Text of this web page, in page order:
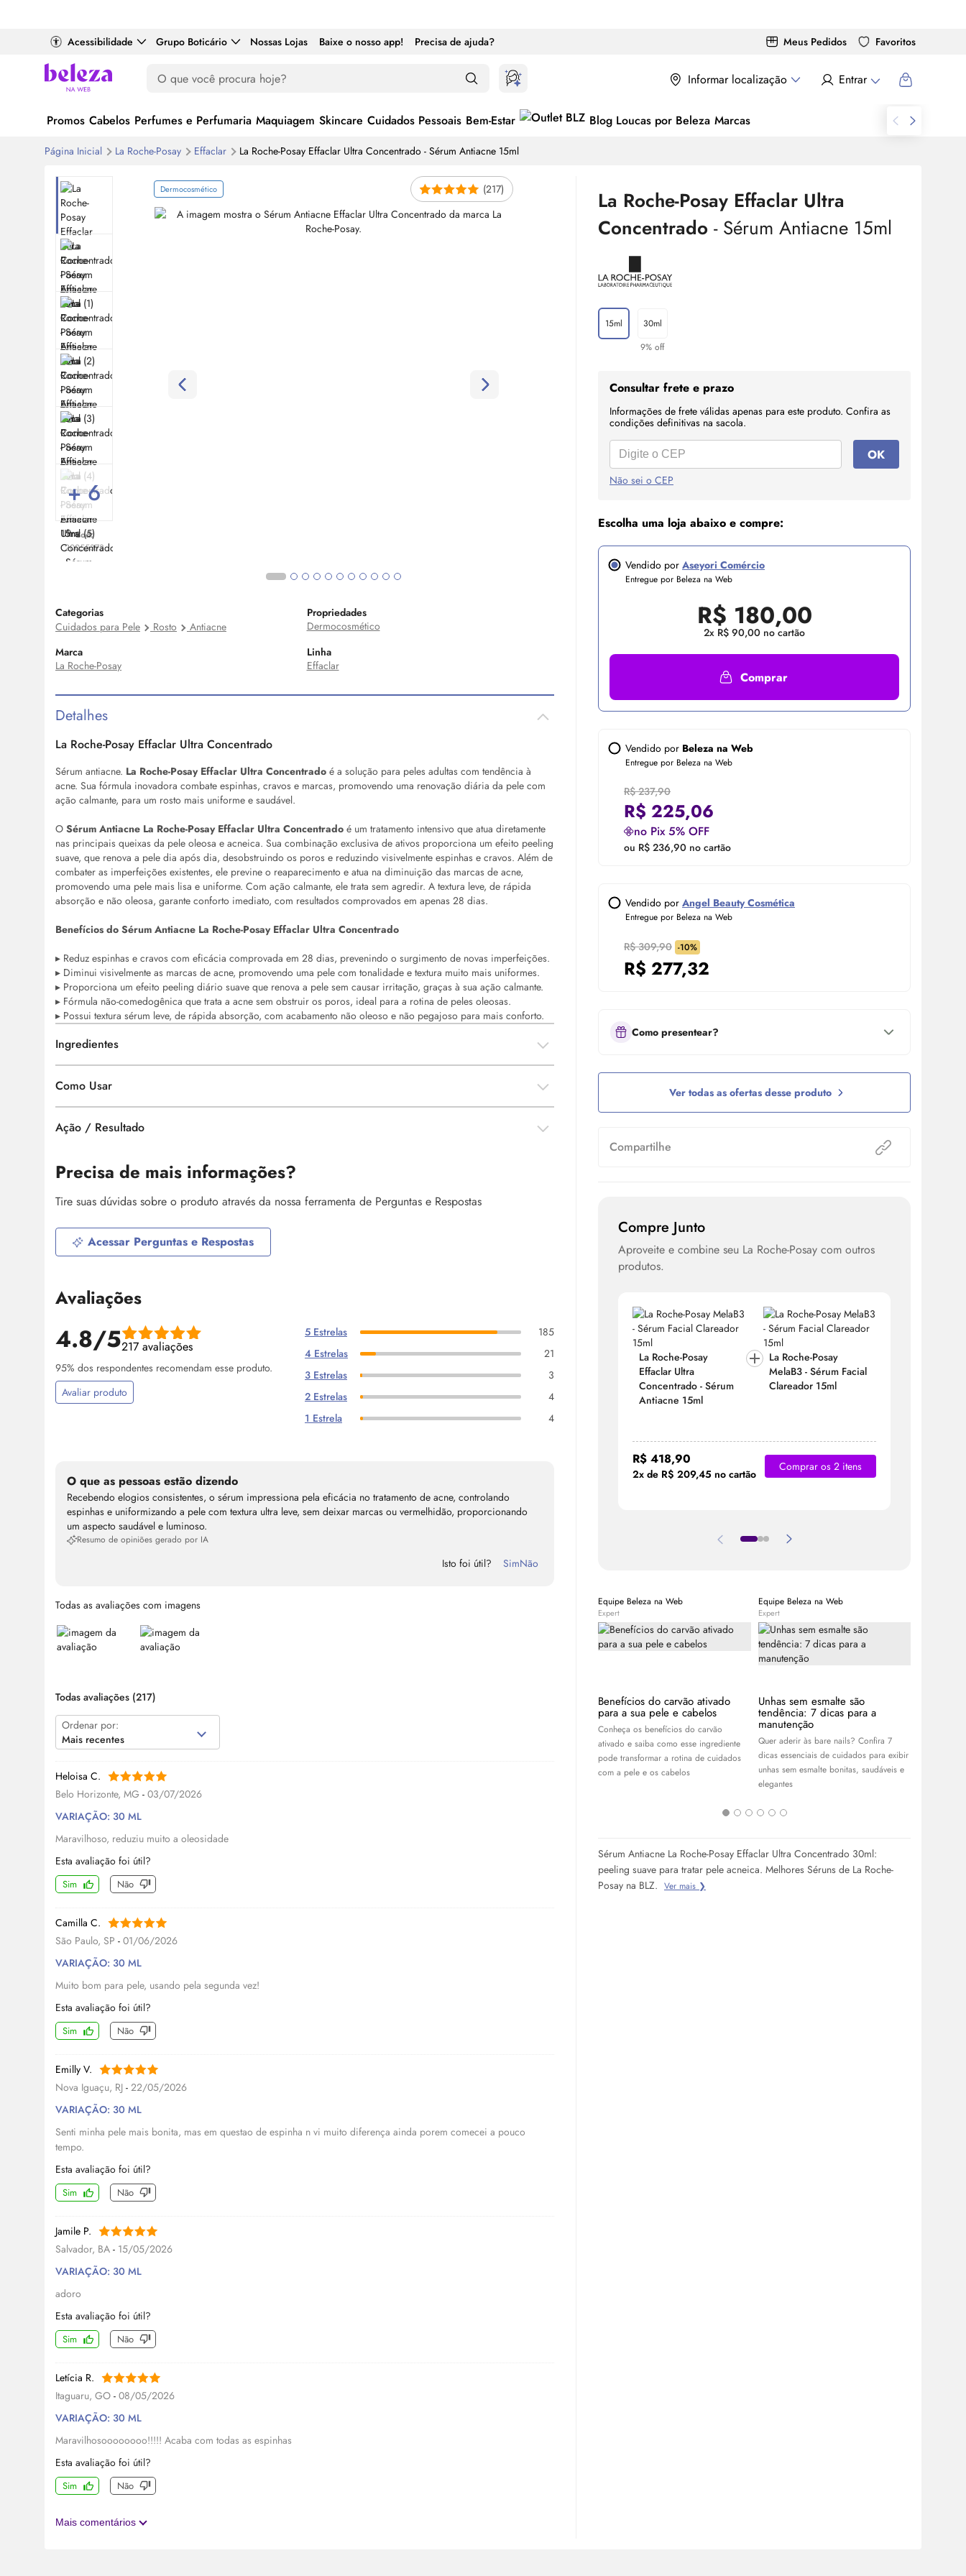
Acessibilidade Grupo Boticário Nossas Lojas Baixe o nosso app! Precisa de ajuda? Meus Pedidos Favoritos
Informar localização Entrar
Promos Cabelos Perfumes e Perfumaria Maquiagem Skincare Cuidados Pessoais Bem-Estar Blog Loucas por Beleza Marcas
Página Inicial La Roche-Posay Effaclar La Roche-Posay Effaclar Ultra Concentrado - Sérum Antiacne 15ml
La Roche-Posay Effaclar Ultra
Concentrado - Sérum Antiacne 15ml
15ml
30ml
9% off
Consultar frete e prazo
Informações de frete válidas apenas para este produto. Confira as
condições definitivas na sacola.
OK
Não sei o CEP
Escolha uma loja abaixo e compre:
Vendido por Aseyori Comércio
Entregue por Beleza na Web
R$ 180,00
2x R$ 90,00 no cartão
Comprar
Vendido por Beleza na Web
Entregue por Beleza na Web
R$ 237,90
R$ 225,06
no Pix 5% OFF
ou R$ 236,90 no cartão
Vendido por Angel Beauty Cosmética
Entregue por Beleza na Web
R$ 309,90 -10%
R$ 277,32
Como presentear?
Ver todas as ofertas desse produto
Compartilhe
Compre Junto
Aproveite e combine seu La Roche-Posay com outros
produtos.
La Roche-Posay
Effaclar Ultra
Concentrado - Sérum
Antiacne 15ml
La Roche-Posay
MelaB3 -Sérum Facial
Clareador 15ml
R$ 418,90
2x de R$ 209,45 no cartão
Comprar os 2 itens
Equipe Beleza na Web
Expert
Benefícios do carvão ativado
para a sua pele e cabelos
Conheça os benefícios do carvão
ativado e saiba como esse ingrediente
pode transformar a rotina de cuidados
com a pele e os cabelos
Equipe Beleza na Web
Expert
Unhas sem esmalte são
tendência: 7 dicas para a
manutenção
Quer aderir às bare nails? Confira 7
dicas essenciais de cuidados para exibir
unhas sem esmalte bonitas, saudáveis e
elegantes
Sérum Antiacne La Roche-Posay Effaclar Ultra Concentrado 30ml:
peeling suave para tratar pele acneica. Melhores Séruns de La Roche-
Posay na BLZ. Ver mais ❯
Dermocosmético (217)
+ 6
Cod:
20055373
Categorias
Cuidados para Pele
Rosto Antiacne
Propriedades
Dermocosmético
Marca
La Roche-Posay
Linha
Effaclar
Detalhes
La Roche-Posay Effaclar Ultra Concentrado
Sérum antiacne. La Roche-Posay Effaclar Ultra Concentrado é a solução para peles adultas com tendência à
acne. Sua fórmula inovadora combate espinhas, cravos e marcas, promovendo uma renovação diária da pele com
ação calmante, para um rosto mais uniforme e saudável.
O Sérum Antiacne La Roche-Posay Effaclar Ultra Concentrado é um tratamento intensivo que atua diretamente
nas principais queixas da pele oleosa e acneica. Sua combinação exclusiva de ativos proporciona um efeito peeling
suave, que renova a pele dia após dia, desobstruindo os poros e reduzindo visivelmente espinhas e cravos. Além de
combater as imperfeições existentes, ele previne o reaparecimento e atua na diminuição das marcas de acne,
promovendo uma pele mais lisa e uniforme. Com ação calmante, ele trata sem agredir. A textura leve, de rápida
absorção e não oleosa, garante conforto imediato, com resultados comprovados em apenas 28 dias.
Benefícios do Sérum Antiacne La Roche-Posay Effaclar Ultra Concentrado
▸ Reduz espinhas e cravos com eficácia comprovada em 28 dias, prevenindo o surgimento de novas imperfeições.
▸ Diminui visivelmente as marcas de acne, promovendo uma pele com tonalidade e textura muito mais uniformes.
▸ Proporciona um efeito peeling diário suave que renova a pele sem causar irritação, graças à sua ação calmante.
▸ Fórmula não-comedogênica que trata a acne sem obstruir os poros, ideal para a rotina de peles oleosas.
▸ Possui textura sérum leve, de rápida absorção, com acabamento não oleoso e não pegajoso para mais conforto.
Ingredientes
Como Usar
Ação / Resultado
Precisa de mais informações?
Tire suas dúvidas sobre o produto através da nossa ferramenta de Perguntas e Respostas
Acessar Perguntas e Respostas
Avaliações
4.8/5217 avaliações
95% dos respondentes recomendam esse produto.
Avaliar produto
5 Estrelas
185
4 Estrelas
21
3 Estrelas
3
2 Estrelas
4
1 Estrela
4
O que as pessoas estão dizendo
Recebendo elogios consistentes, o sérum impressiona pela eficácia no tratamento de acne, controlando
espinhas e uniformizando a pele com textura ultra leve, sem deixar marcas ou vermelhidão, proporcionando
um aspecto saudável e luminoso.
Resumo de opiniões gerado por IA
Isto foi útil? SimNão
Todas as avaliações com imagens
Todas avaliações (217)
Ordenar por:
Mais recentes
Heloisa C.
Belo Horizonte, MG - 03/07/2026
VARIAÇÃO: 30 ML
Maravilhoso, reduziu muito a oleosidade
Esta avaliação foi útil?
Sim Não
Camilla C.
São Paulo, SP - 01/06/2026
VARIAÇÃO: 30 ML
Muito bom para pele, usando pela segunda vez!
Esta avaliação foi útil?
Sim Não
Emilly V.
Nova Iguaçu, RJ - 22/05/2026
VARIAÇÃO: 30 ML
Senti minha pele mais bonita, mas em questao de espinha n vi muito diferença ainda porem comecei a pouco
tempo.
Esta avaliação foi útil?
Sim Não
Jamile P.
Salvador, BA - 15/05/2026
VARIAÇÃO: 30 ML
adoro
Esta avaliação foi útil?
Sim Não
Letícia R.
Itaguaru, GO - 08/05/2026
VARIAÇÃO: 30 ML
Maravilhosoooooooo!!!!! Acaba com todas as espinhas
Esta avaliação foi útil?
Sim Não
Mais comentários